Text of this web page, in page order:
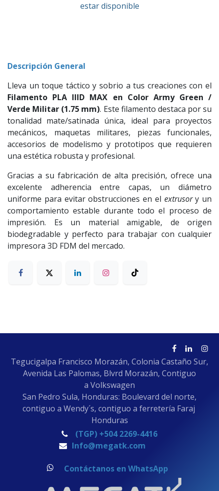
estar disponible
Descripción General
Lleva un toque táctico y sobrio a tus creaciones con el
Filamento PLA IIID MAX en Color Army Green /
Verde Militar (1.75 mm). Este filamento destaca por su
tonalidad mate/satinada única, ideal para proyectos
mecánicos, maquetas militares, piezas funcionales,
accesorios de modelismo y prototipos que requieren
una estética robusta y profesional.
Gracias a su fabricación de alta precisión, ofrece una
excelente adherencia entre capas, un diámetro
uniforme para evitar obstrucciones en el extrusory un
comportamiento estable durante todo el proceso de
impresión. Es un material amigable, de origen
biodegradable y perfecto para trabajar con cualquier
impresora 3D FDM del mercado.
Tegucigalpa Francisco Morazán, Colonia Castaño Sur,
Avenida Las Palomas, Blvrd Morazán, Contiguo
a Volkswagen
San Pedro Sula, Honduras: Boulevard del norte,
contiguo a Wendy´s, contiguo a ferretería Faraj
Honduras
(TGP) +504 2269-4416
Info@megatk.com
Contáctanos en WhatsApp